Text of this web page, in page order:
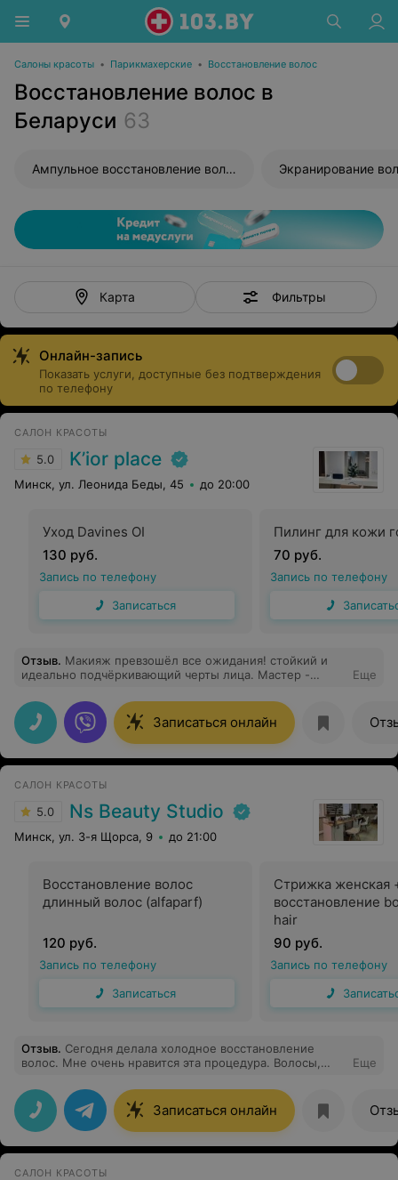
Салоны красоты • Парикмахерские • Восстановление волос
Восстановление волос в
Беларуси 63
Ампульное восстановление волос Экранирование
Карта Фильтры
Онлайн-запись
Показать услуги, доступные без подтверждения
по телефону
САЛОН КРАСОТЫ
5.0 K’ior place
Минск, ул. Леонида Беды, 45 до 20:00
Уход Davines OI
130 руб.
Запись по телефону
Записаться
Пилинг для кожи
70 руб.
Запись по телефону
Отзыв. Макияж превзошёл все ожидания! стойкий и
идеально подчёркивающий черты лица. Мастер -
безупречным вкусом.
Еще
Записаться онлайн
САЛОН КРАСОТЫ
5.0 Ns Beauty Studio
Минск, ул. 3-я Щорса, 9 до 21:00
Восстановление волос
длинный волос (alfaparf)
120 руб.
Запись по телефону
Записаться
Стрижка женская
восстановление
hair
90 руб.
Запись по телефону
Отзыв. Сегодня делала холодное восстановление
волос. Мне очень нравится эта процедура. Волосы,
за такую красоту. Очень рада, что нашла свою фею
Еще
Записаться онлайн
САЛОН КРАСОТЫ